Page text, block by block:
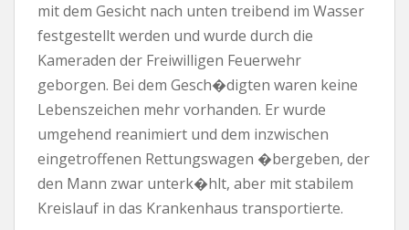
mit dem Gesicht nach unten treibend im Wasser
festgestellt werden und wurde durch die
Kameraden der Freiwilligen Feuerwehr
geborgen. Bei dem Gesch�digten waren keine
Lebenszeichen mehr vorhanden. Er wurde
umgehend reanimiert und dem inzwischen
eingetroffenen Rettungswagen �bergeben, der
den Mann zwar unterk�hlt, aber mit stabilem
Kreislauf in das Krankenhaus transportierte.